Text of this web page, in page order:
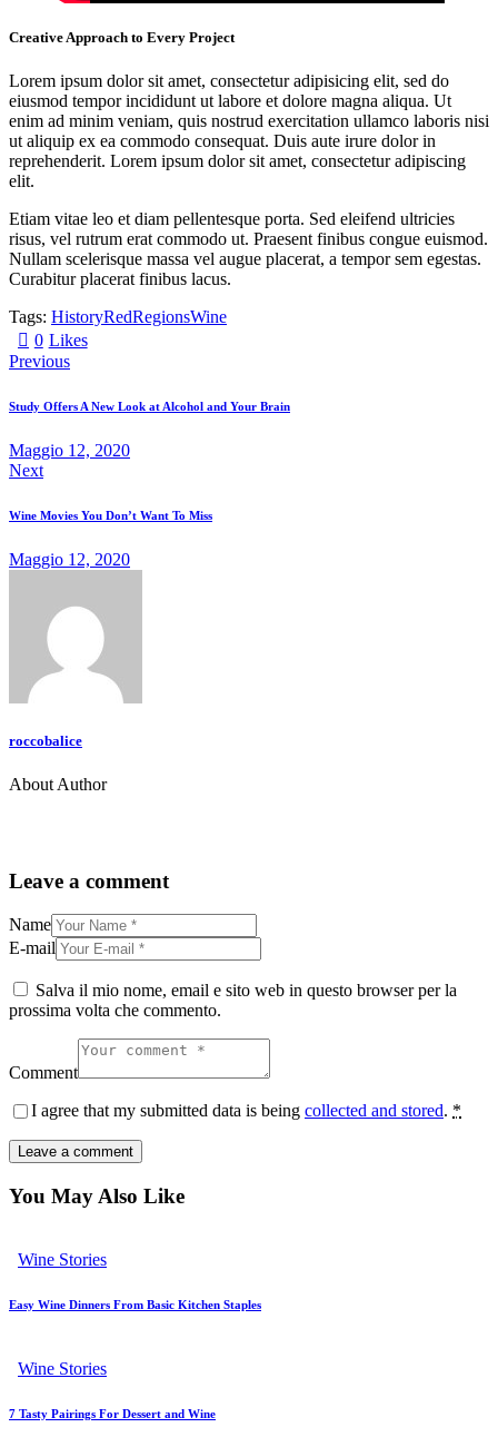
Creative Approach to Every Project
Lorem ipsum dolor sit amet, consectetur adipisicing elit, sed do
eiusmod tempor incididunt ut labore et dolore magna aliqua. Ut
enim ad minim veniam, quis nostrud exercitation ullamco laboris nisi
ut aliquip ex ea commodo consequat. Duis aute irure dolor in
reprehenderit. Lorem ipsum dolor sit amet, consectetur adipiscing
elit.
Etiam vitae leo et diam pellentesque porta. Sed eleifend ultricies
risus, vel rutrum erat commodo ut. Praesent finibus congue euismod.
Nullam scelerisque massa vel augue placerat, a tempor sem egestas.
Curabitur placerat finibus lacus.
Tags: HistoryRedRegionsWine
0 Likes
Previous
Study Offers A New Look at Alcohol and Your Brain
Maggio 12, 2020
Next
Wine Movies You Don’t Want To Miss
Maggio 12, 2020
roccobalice
About Author
Leave a comment
Name
E-mail
Salva il mio nome, email e sito web in questo browser per la
prossima volta che commento.
Comment
I agree that my submitted data is being collected and stored. *
You May Also Like
Wine Stories
Easy Wine Dinners From Basic Kitchen Staples
Wine Stories
7 Tasty Pairings For Dessert and Wine